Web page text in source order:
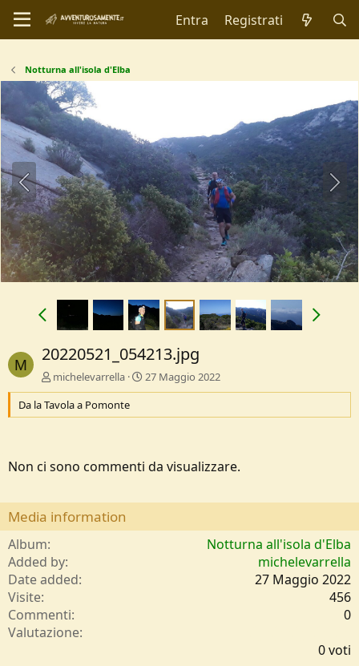
Entra Registrati
Notturna all'isola d'Elba
M 20220521_054213.jpg
michelevarrella
27 Maggio 2022
Da la Tavola a Pomonte
Non ci sono commenti da visualizzare.
Media information
Album
Notturna all'isola d'Elba
Added by
michelevarrella
Date added
27 Maggio 2022
Visite
456
Commenti
0
Valutazione
0 voti